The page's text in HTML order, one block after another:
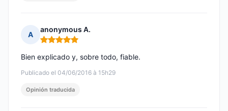
A
anonymous A.
Nota: 5 de 5
Publicado el 04/06/2016 à 15h29
Bien explicado y, sobre todo, fiable.
Opinión traducida